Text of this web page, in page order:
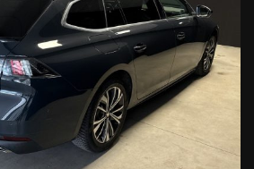
Venditore prima che assumiate impegni.
responsabilità per eventuali
che non rappresentano impegno di
degli esempi finanziari provengono da
in termini di tassi applicati (TAN e TAEG)
potranno subire variazioni in funzione
profilo finanziario effettuata dalla
o in caso di richiesta di un